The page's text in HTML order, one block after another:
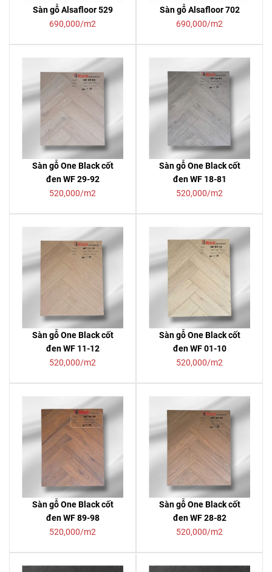
Sàn gỗ Alsafloor 529
690,000/m2
Sàn gỗ Alsafloor 702
690,000/m2
Sàn gỗ One Black cốt
đen WF 29-92
520,000/m2
Sàn gỗ One Black cốt
đen WF 18-81
520,000/m2
Sàn gỗ One Black cốt
đen WF 11-12
520,000/m2
Sàn gỗ One Black cốt
đen WF 01-10
520,000/m2
Sàn gỗ One Black cốt
đen WF 89-98
520,000/m2
Sàn gỗ One Black cốt
đen WF 28-82
520,000/m2